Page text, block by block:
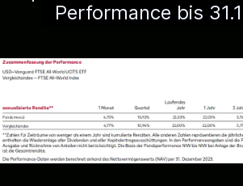
Performance bis